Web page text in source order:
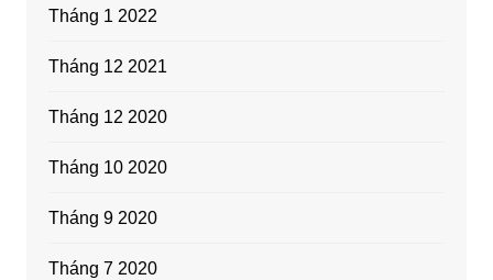
Tháng 1 2022
Tháng 12 2021
Tháng 12 2020
Tháng 10 2020
Tháng 9 2020
Tháng 7 2020